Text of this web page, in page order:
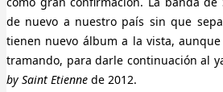
de nuevo a nuestro país sin que
tienen nuevo álbum a la vista,
tramando, para darle continuación al
by Saint Etienne de 2012.